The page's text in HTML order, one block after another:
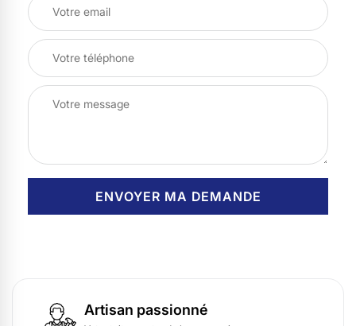
Artisan passionné